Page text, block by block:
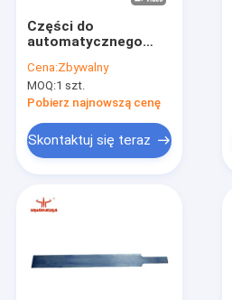
Części do
automatycznego
GT7250 Części do
noża Ostrzałka do
jarzma S-93-5 PN
Cena:Zbywalny
MOQ:1 szt.
Pobierz najnowszą cenę
Skontaktuj się teraz